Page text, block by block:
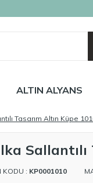
ALTIN ALYANS
Tasarım Altın Küpe
Sallantılı
KODU : KP0001010